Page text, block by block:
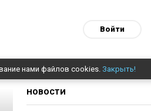
Войти
нами файлов cookies. Закрыть!
НОВОСТИ